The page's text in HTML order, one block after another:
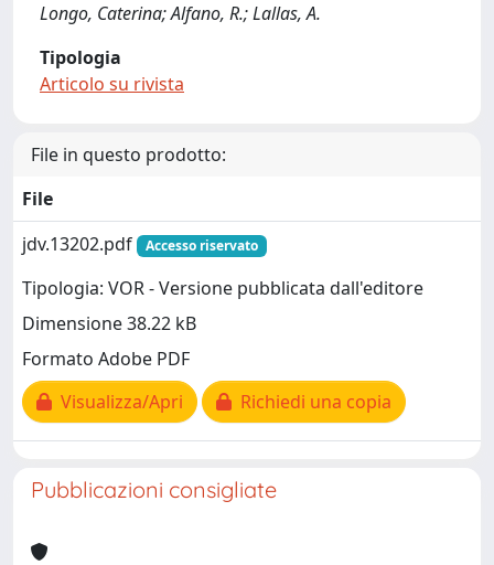
Longo, Caterina; Alfano, R.; Lallas, A.
Tipologia
Articolo su rivista
File in questo prodotto:
File
jdv.13202.pdf
Accesso riservato
Tipologia: VOR - Versione pubblicata dall'editore
Dimensione 38.22 kB
Formato Adobe PDF
Visualizza/Apri
Richiedi una copia
Pubblicazioni consigliate